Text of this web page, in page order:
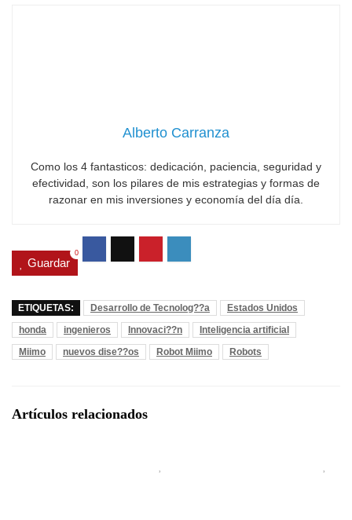
Alberto Carranza
Como los 4 fantasticos: dedicación, paciencia, seguridad y
efectividad, son los pilares de mis estrategias y formas de
razonar en mis inversiones y economía del día día.
Guardar
0
ETIQUETAS: Desarrollo de Tecnolog??a
Estados Unidos
honda
ingenieros Innovaci??n
Inteligencia artificial
Miimo
nuevos dise??os Robot Miimo Robots
Artículos relacionados